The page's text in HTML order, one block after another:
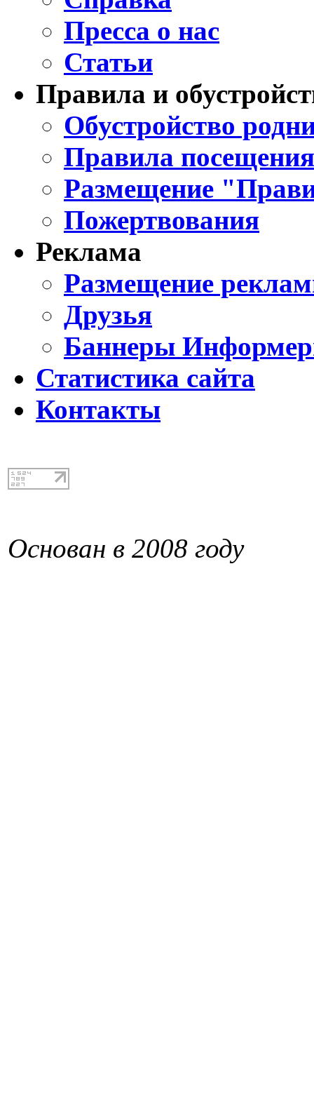
Пресса о нас
Статьи
Правила и
Обустройство
Правила
Размещение
Пожертвования
Реклама
Размещение
Друзья
Баннеры
Статистика сайта
Контакты
Основан в 2008 году